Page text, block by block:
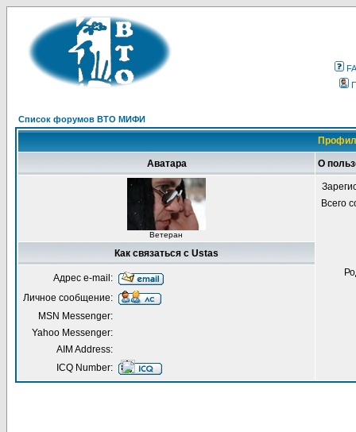
Список форумов ВТО МИФИ
Аватара О
Ветеран
Всего
Как связаться с Ustas
Адрес e-mail:
Личное сообщение:
MSN Messenger:
Yahoo Messenger:
AIM Address:
ICQ Number: